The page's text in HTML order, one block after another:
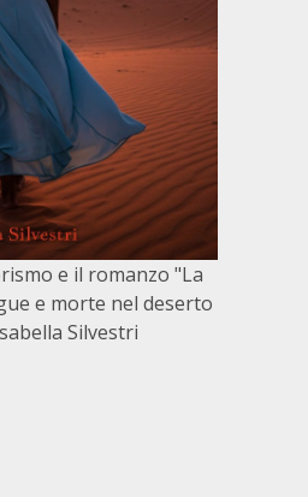
e il romanzo "La
e morte nel deserto
Silvestri